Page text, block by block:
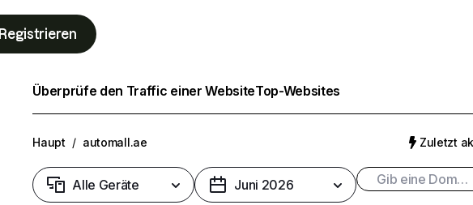
Registrieren
Überprüfe den Traffic einer WebsiteTop-Websites
Haupt / automall.ae Zuletzt
Alle Geräte Juni 2026